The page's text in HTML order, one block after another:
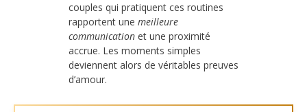
couples qui pratiquent ces routines
rapportent une meilleure
communication et une proximité
accrue. Les moments simples
deviennent alors de véritables preuves
d’amour.